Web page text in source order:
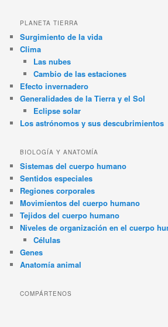
PLANETA TIERRA
Surgimiento de la vida
Clima
Las nubes
Cambio de las estaciones
Efecto invernadero
Generalidades de la Tierra y el Sol
Eclipse solar
Los astrónomos y sus descubrimientos
BIOLOGÍA Y ANATOMÍA
Sistemas del cuerpo humano
Sentidos especiales
Regiones corporales
Movimientos del cuerpo humano
Tejidos del cuerpo humano
Niveles de organización en el cuerpo
Células
Genes
Anatomía animal
COMPÁRTENOS